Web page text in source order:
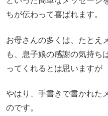
ちが伝わって喜ばれます。
お母さんの多くは、たとえ
も、息子娘の感謝の気持ち
ってくれるとは思いますが
やはり、手書きで書かれた
のです。